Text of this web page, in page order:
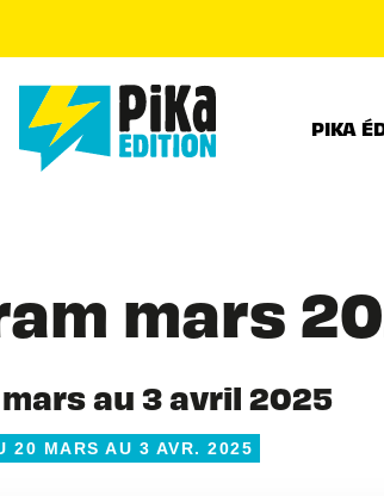
PIKA
mars
au 3 avril 2025
20 MARS AU 3 AVR. 2025